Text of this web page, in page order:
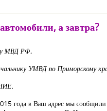
а завтра?
МВД РФ.
УМВД по Приморскому
года в Ваш адрес мы сообщили